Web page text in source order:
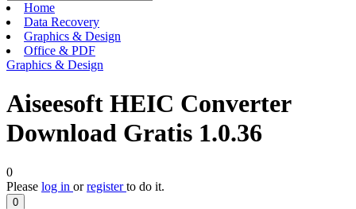
Home
Data Recovery
Graphics & Design
Office & PDF
Graphics & Design
Aiseesoft HEIC Converter
Download Gratis 1.0.36
0
Please log in orregisterto do it.
0